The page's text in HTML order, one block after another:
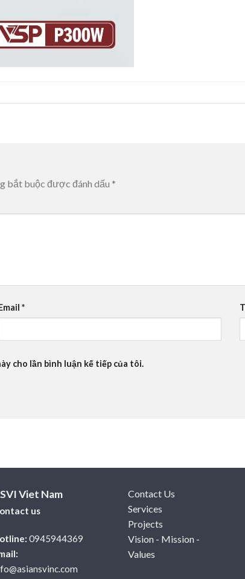
bắt buộc được đánh dấu *
*
cho lần bình luận kế tiếp của tôi.
Viet Nam
us
0945944369
Contact Us
Services
Projects
Vision - Mission -
Values